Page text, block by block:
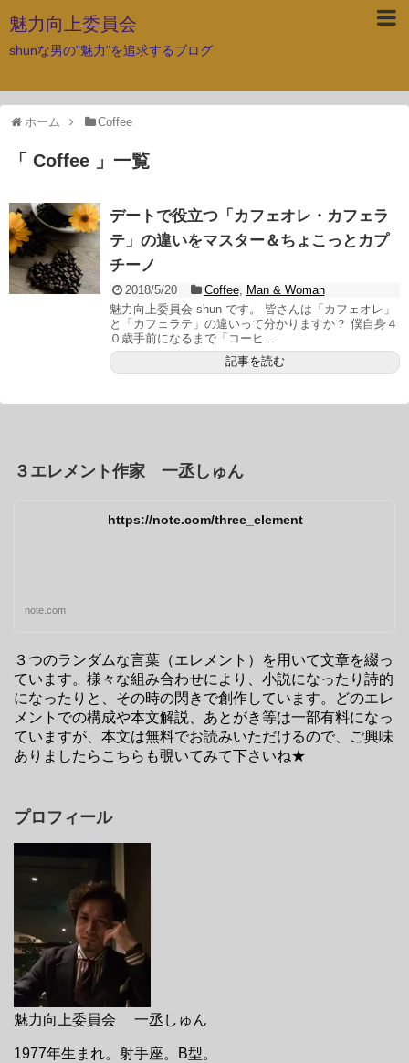
魅力向上委員会
shunな男の"魅力"を追求するブログ
ホーム Coffee
「 Coffee 」一覧
デートで役立つ「カフェオレ・カフェラ
テ」の違いをマスター＆ちょこっとカプ
チーノ
2018/5/20 Coffee, Man & Woman
魅力向上委員会 shun です。 皆さんは「カフェオレ」
と「カフェラテ」の違いって分かりますか？ 僕自身４
０歳手前になるまで「コーヒ...
記事を読む
３エレメント作家 一丞しゅん
https://note.com/three_element
note.com
３つのランダムな言葉（エレメント）を用いて文章を綴っ
ています。様々な組み合わせにより、小説になったり詩的
になったりと、その時の閃きで創作しています。どのエレ
メントでの構成や本文解説、あとがき等は一部有料になっ
ていますが、本文は無料でお読みいただけるので、ご興味
ありましたらこちらも覗いてみて下さいね★
プロフィール
魅力向上委員会 一丞しゅん
1977年生まれ。射手座。B型。